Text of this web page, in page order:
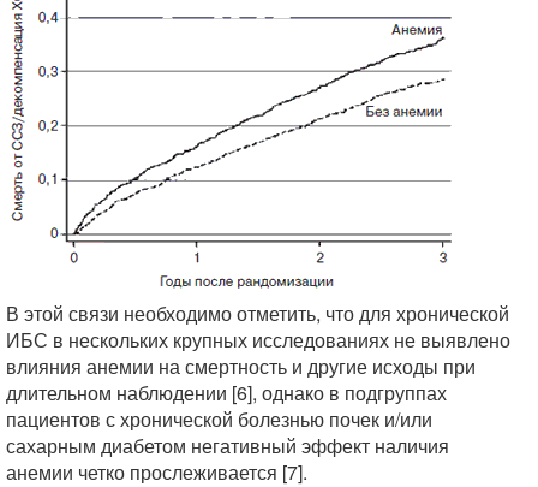
В этой связи необходимо отметить, что для хронической
ИБС в нескольких крупных исследованиях не выявлено
влияния анемии на смертность и другие исходы при
длительном наблюдении [6], однако в подгруппах
пациентов с хронической болезнью почек и/или
сахарным диабетом негативный эффект наличия
анемии четко прослеживается [7].